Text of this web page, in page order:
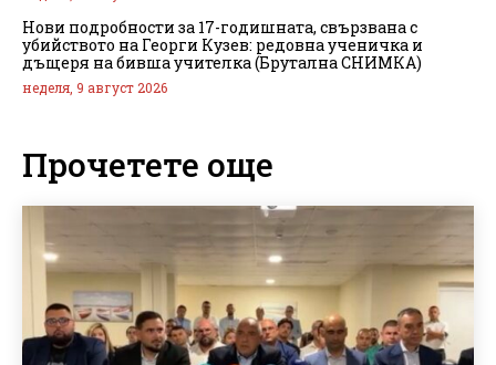
Нови подробности за 17-годишната, свързвана с
убийството на Георги Кузев: редовна ученичка и
дъщеря на бивша учителка (Брутална СНИМКА)
неделя, 9 август 2026
Прочетете още